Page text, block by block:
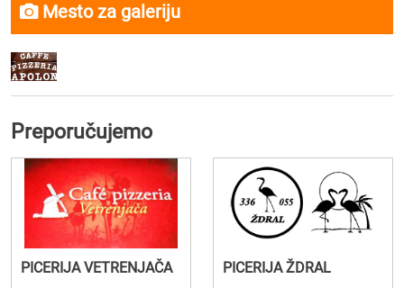
Mesto za galeriju
Preporučujemo
PICERIJA VETRENJAČA PICERIJA ŽDRAL